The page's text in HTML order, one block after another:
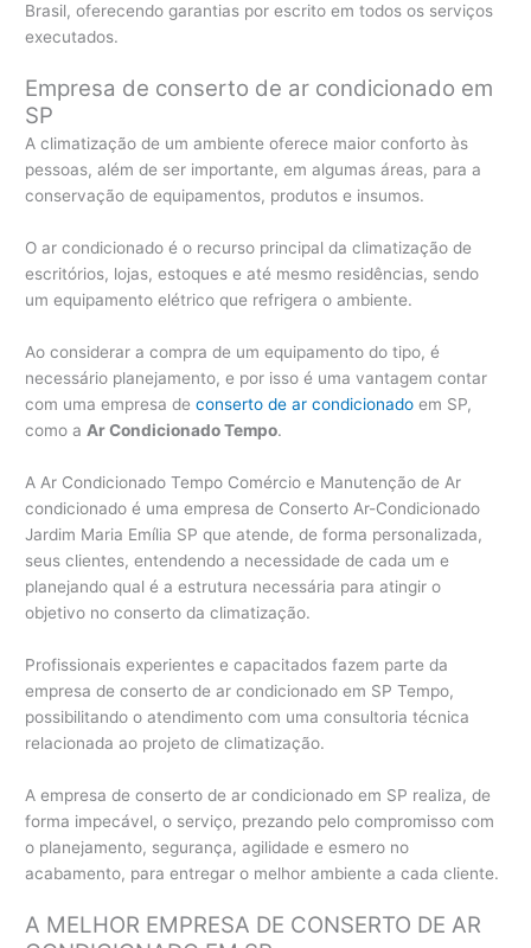
Brasil, oferecendo garantias por escrito em todos os serviços
executados.
Empresa de conserto de ar condicionado em
SP
A climatização de um ambiente oferece maior conforto às
pessoas, além de ser importante, em algumas áreas, para a
conservação de equipamentos, produtos e insumos.
O ar condicionado é o recurso principal da climatização de
escritórios, lojas, estoques e até mesmo residências, sendo
um equipamento elétrico que refrigera o ambiente.
Ao considerar a compra de um equipamento do tipo, é
necessário planejamento, e por isso é uma vantagem contar
com uma empresa deconserto de ar condicionado em SP,
como a Ar Condicionado Tempo.
A Ar Condicionado Tempo Comércio e Manutenção de Ar
condicionado é uma empresa de Conserto Ar-Condicionado
Jardim Maria Emília SP que atende, de forma personalizada,
seus clientes, entendendo a necessidade de cada um e
planejando qual é a estrutura necessária para atingir o
objetivo no conserto da climatização.
Profissionais experientes e capacitados fazem parte da
empresa de conserto de ar condicionado em SP Tempo,
possibilitando o atendimento com uma consultoria técnica
relacionada ao projeto de climatização.
A empresa de conserto de ar condicionado em SP realiza, de
forma impecável, o serviço, prezando pelo compromisso com
o planejamento, segurança, agilidade e esmero no
acabamento, para entregar o melhor ambiente a cada cliente.
A MELHOR EMPRESA DE CONSERTO DE AR